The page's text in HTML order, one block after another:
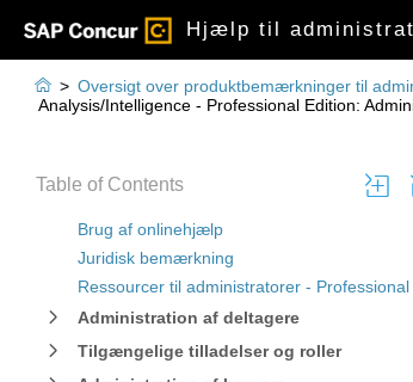
Hjælp til
Table of Contents
Brug af onlinehjælp
Juridisk bemærkning
Ressourcer til administratorer - Professional
Administration af deltagere
Tilgængelige tilladelser og roller
 > Oversigt over produktbemærkninger til
Analysis/Intelligence - Professional Edition: